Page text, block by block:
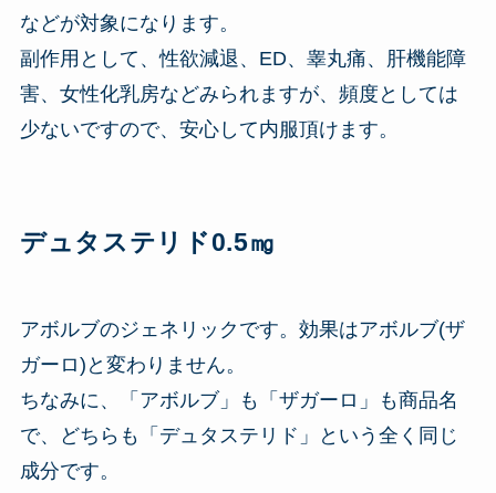
などが対象になります。
副作用として、性欲減退、ED、睾丸痛、肝機能障
害、女性化乳房などみられますが、頻度としては
少ないですので、安心して内服頂けます。
デュタステリド0.5㎎
アボルブのジェネリックです。効果はアボルブ(ザ
ガーロ)と変わりません。
ちなみに、「アボルブ」も「ザガーロ」も商品名
で、どちらも「デュタステリド」という全く同じ
成分です。